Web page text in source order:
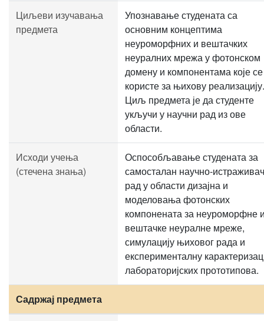
Циљеви изучавања
предмета
Упознавање студената са
основним концептима
неуроморфних и вештачких
неуралних мрежа у фотонском
домену и компонентама које се
користе за њихову реализацију.
Циљ предмета је да студенте
укључи у научни рад из ове
области.
Исходи учења
(стечена знања)
Оспособљавање студената за
самосталан научно-
рад у области дизајна и
моделовања фотонских
компонената за неуроморфне
вештачке неуралне мреже,
симулацију њиховог рада и
експерименталну
лабораторијских прототипова.
Садржај предмета